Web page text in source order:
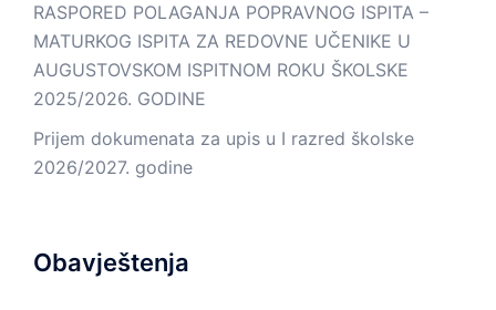
RASPORED POLAGANJA POPRAVNOG ISPITA –
MATURKOG ISPITA ZA REDOVNE UČENIKE U
AUGUSTOVSKOM ISPITNOM ROKU ŠKOLSKE
2025/2026. GODINE
Prijem dokumenata za upis u I razred školske
2026/2027. godine
Obavještenja